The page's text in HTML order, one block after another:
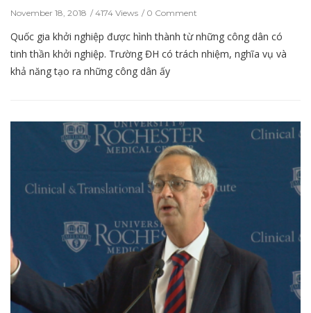
November 18, 2018 4174 Views 0 Comment
Quốc gia khởi nghiệp được hình thành từ những công dân có
tinh thần khởi nghiệp. Trường ĐH có trách nhiệm, nghĩa vụ và
khả năng tạo ra những công dân ấy